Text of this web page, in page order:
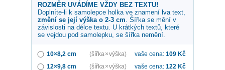
ROZMĚR UVÁDÍME VŽDY BEZ TEXTU!
Doplníte-li k samolepce holka ve znamení lva text,
změní se její výška o 2-3 cm . Šířka se mění v
závislosti na délce textu. U krátkých textů, které
se vejdou pod samolepku, se šířka nemění.
10×8,2 cm (šířka × výška) vaše cena: 109 Kč
12×9,8 cm
(šířka × výška) vaše cena: 122 Kč